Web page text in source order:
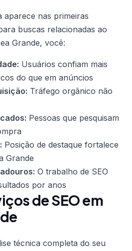
aparece nas primeiras
buscas relacionadas ao
Grande, você:
Usuários confiam mais
do que em anúncios
Tráfego orgânico não
Pessoas que pesquisam
Posição de destaque fortalece
Grande
O trabalho de SEO
por anos
de SEO em
técnica completa do seu